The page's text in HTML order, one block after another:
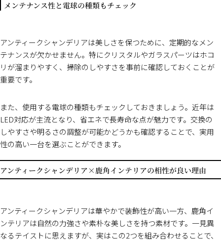
メンテナンス性と電球の種類もチェック
アンティークシャンデリアは美しさを保つために、定期的なメン
テナンスが欠かせません。特にクリスタルやガラスパーツはホコ
リが溜まりやすく、掃除のしやすさを事前に確認しておくことが
重要です。
また、使用する電球の種類もチェックしておきましょう。近年は
LED対応が主流となり、省エネで長寿命な点が魅力です。交換の
しやすさや明るさの調整が可能かどうかも確認することで、実用
性の高い一台を選ぶことができます。
アンティークシャンデリア×鹿角インテリアの相性が良い理由
アンティークシャンデリアは華やかで装飾性が高い一方、鹿角イ
ンテリアは自然の力強さや素朴な美しさを持つ素材です。一見異
なるテイストに思えますが、実はこの2つを組み合わせることで、